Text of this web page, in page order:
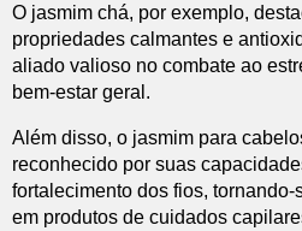
O jasmim chá, por exemplo,
propriedades calmantes e
aliado valioso no combate ao
bem-estar geral.
Além disso, o jasmim para
reconhecido por suas
fortalecimento dos fios,
em produtos de cuidados